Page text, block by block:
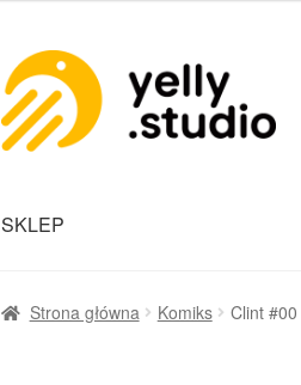
SKLEP
Strona główna Komiks Clint #00